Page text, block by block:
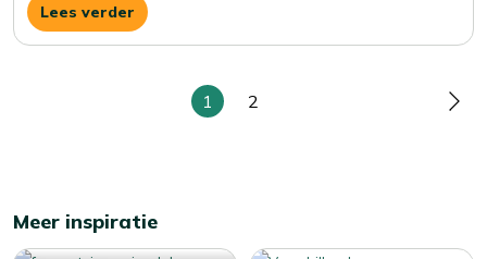
Lees verder
1 2
Meer inspiratie